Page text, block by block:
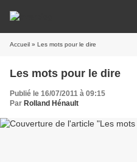
Accueil » Les mots pour le dire
Les mots pour le dire
Publié le 16/07/2011 à 09:15
Par Rolland Hénault